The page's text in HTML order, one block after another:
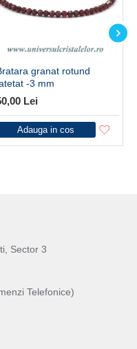
granat rotund
-3 mm
Lei
Adauga in cos
Sector 3
Telefonice)